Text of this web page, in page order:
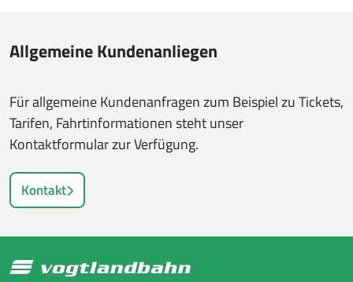
Allgemeine Kundenanliegen
Für allgemeine Kundenanfragen zum Beispiel zu Tickets,
Tarifen, Fahrtinformationen steht unser
Kontaktformular zur Verfügung.
Kontakt